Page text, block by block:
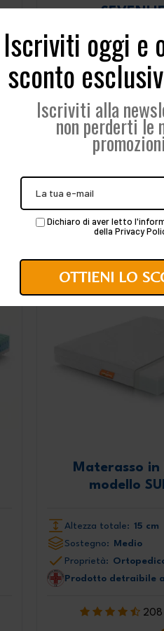
Altezza totale:
18 cm
Sostegno: Morbido
Proprietà:
792,28 €
SCOPRI
Materasso
modello
Altezza totale: 15 cm
Sostegno: Medio
Proprietà:
Prodotto detraibile
208
Dichiaro di aver letto
della Privacy
Iscriviti oggi e
sconto
Iscriviti alla
non perderti le